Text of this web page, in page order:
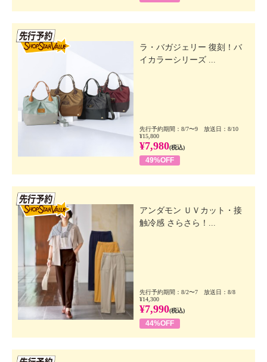
ラ・バガジェリー 復刻！バ
イカラーシリーズ ...
先行予約期間：8/7〜9 放送日：8/10
¥15,800
¥7,980(税込)
49%OFF
アンダモン ＵＶカット・接
触冷感 さらさら！...
先行予約期間：8/2〜7 放送日：8/8
¥14,300
¥7,990(税込)
44%OFF